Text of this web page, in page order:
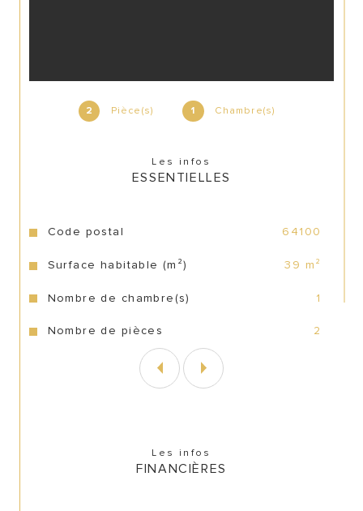
2 Pièce(s) 1 Chambre(s)
Les infos
ESSENTIELLES
Caractéristiques Valeurs
Code postal 64100
Surface habitable (m²) 39 m²
Nombre de chambre(s) 1
Nombre de pièces 2
Les infos
FINANCIÈRES